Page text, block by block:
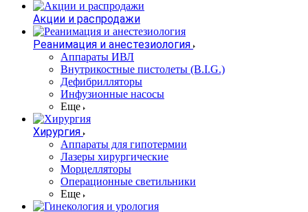
Акции и распродажи
Реанимация и анестезиология
Аппараты ИВЛ
Внутрикостные пистолеты (B.I.G.)
Дефибрилляторы
Инфузионные насосы
Еще
Хирургия
Аппараты для гипотермии
Лазеры хирургические
Морцелляторы
Операционные светильники
Еще